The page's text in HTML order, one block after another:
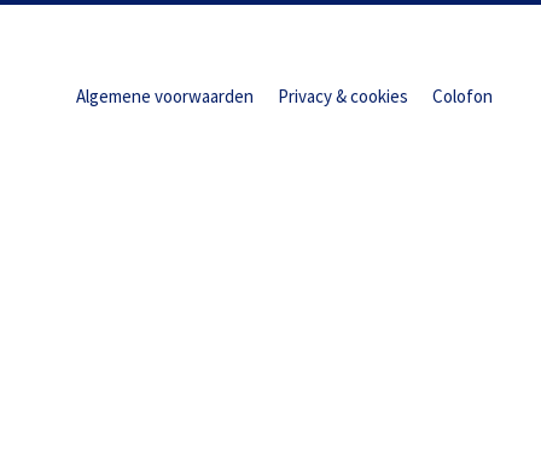
Algemene voorwaarden Privacy & cookies Colofon